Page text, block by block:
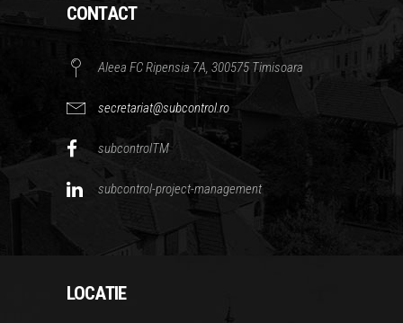
CONTACT
Aleea FC Ripensia 7A, 300575 Timisoara
secretariat@subcontrol.ro
subcontrolTM
subcontrol-project-management
LOCATIE